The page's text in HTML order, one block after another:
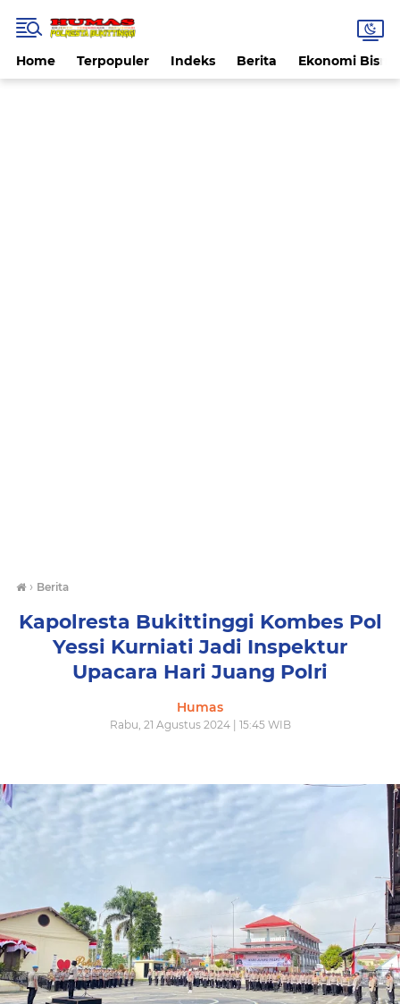
Home Terpopuler Indeks Berita Ekonomi Bisnis
› Berita
Kapolresta Bukittinggi Kombes Pol
Yessi Kurniati Jadi Inspektur
Upacara Hari Juang Polri
Humas
Rabu, 21 Agustus 2024 | 15:45 WIB